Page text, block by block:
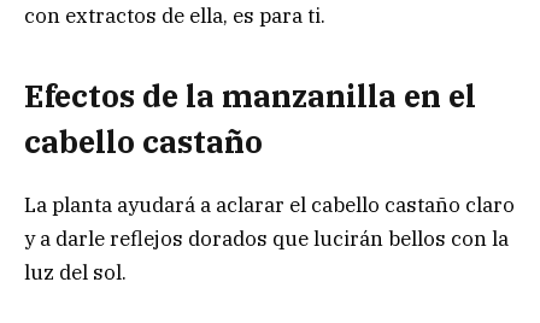
con extractos de ella, es para ti.
Efectos de la manzanilla en el
cabello castaño
La planta ayudará a aclarar el cabello castaño claro
y a darle reflejos dorados que lucirán bellos con la
luz del sol.